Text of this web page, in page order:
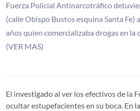
Fuerza Policial Antinarcotráfico
(calle Obispo Bustos esquina Santa Fe)
años quien comercializaba drogas en la
(VER MAS)
El investigado al ver los efectivos de la
ocultar estupefacientes en su boca. En